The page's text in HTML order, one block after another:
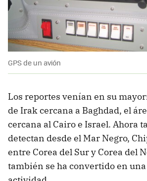
GPS de un avión
Los reportes venían en su
de Irak cercana a Baghdad, el
cercana al Cairo e Israel. Ahora
detectan desde el Mar Negro,
entre Corea del Sur y Corea del
también se ha convertido en